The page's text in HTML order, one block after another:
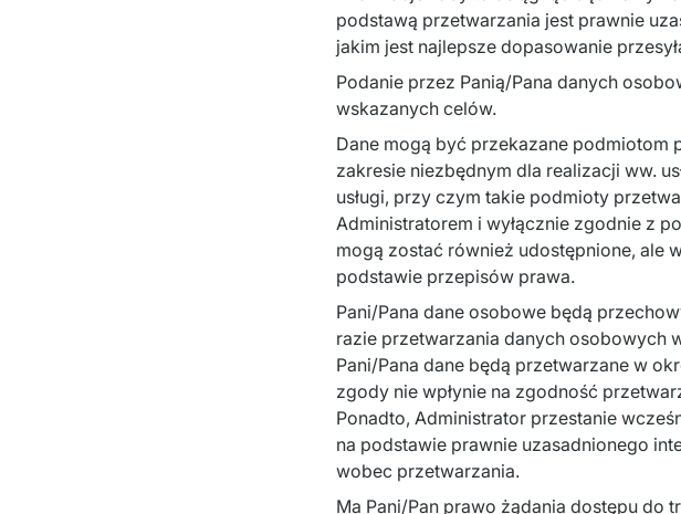
podstawą przetwarzania jest prawnie
jakim jest najlepsze dopasowanie
Podanie przez Panią/Pana danych
wskazanych celów.
Dane mogą być przekazane podmiotom
zakresie niezbędnym dla realizacji ww.
usługi, przy czym takie podmioty
Administratorem i wyłącznie zgodnie z
mogą zostać również udostępnione, ale
podstawie przepisów prawa.
Pani/Pana dane osobowe będą
razie przetwarzania danych osobowych
Pani/Pana dane będą przetwarzane w
zgody nie wpłynie na zgodność
Ponadto, Administrator przestanie
na podstawie prawnie uzasadnionego
wobec przetwarzania.
Ma Pani/Pan prawo żądania dostępu do